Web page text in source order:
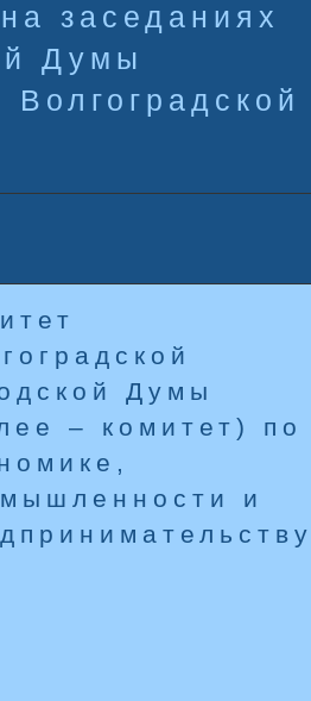
заседаниях
Думы
Думы
– комитет) по
и